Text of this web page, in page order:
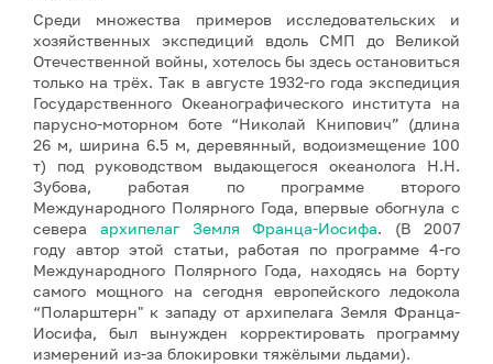
Среди множества примеров исследовательских и
хозяйственных экспедиций вдоль СМП до Великой
Отечественной войны, хотелось бы здесь остановиться
только на трёх. Так в августе 1932-го года экспедиция
Государственного Океанографического института на
парусно-моторном боте “Николай Книпович” (длина
26 м, ширина 6.5 м, деревянный, водоизмещение 100
т) под руководством выдающегося океанолога Н.Н.
Зубова, работая по программе второго
Международного Полярного Года, впервые обогнула с
севера архипелаг Земля Франца-Иосифа. (В 2007
году автор этой статьи, работая по программе 4-го
Международного Полярного Года, находясь на борту
самого мощного на сегодня европейского ледокола
“Поларштерн" к западу от архипелага Земля Франца-
Иосифа, был вынужден корректировать программу
измерений из-за блокировки тяжёлыми льдами).